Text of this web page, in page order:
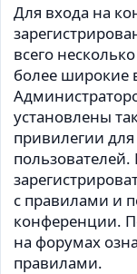
Для входа на
всего
более широкие
установлены
привилегии
с правилами и
конференции.
на форумах
правилами.